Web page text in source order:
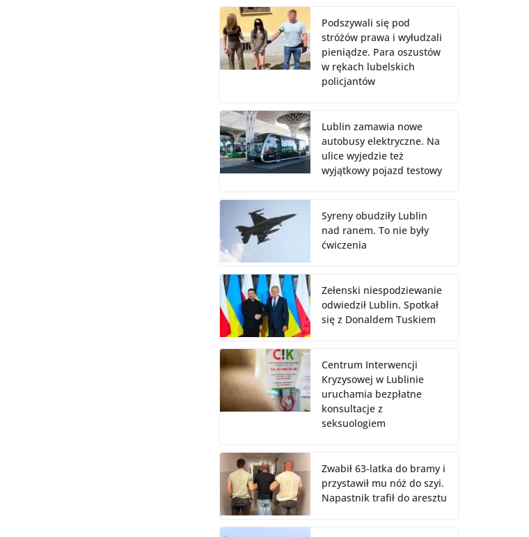
Podszywali się pod
stróżów prawa i wyłudzali
pieniądze. Para oszustów
w rękach lubelskich
policjantów
Lublin zamawia nowe
autobusy elektryczne. Na
ulice wyjedzie też
wyjątkowy pojazd testowy
Syreny obudziły Lublin
nad ranem. To nie były
ćwiczenia
Zełenski niespodziewanie
odwiedził Lublin. Spotkał
się z Donaldem Tuskiem
Centrum Interwencji
Kryzysowej w Lublinie
uruchamia bezpłatne
konsultacje z
seksuologiem
Zwabił 63-latka do bramy i
przystawił mu nóż do szyi.
Napastnik trafił do aresztu